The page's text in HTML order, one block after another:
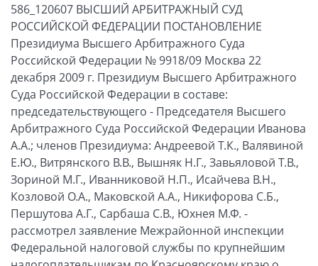
586_120607 ВЫСШИЙ АРБИТРАЖНЫЙ СУД
РОССИЙСКОЙ ФЕДЕРАЦИИ ПОСТАНОВЛЕНИЕ
Президиума Высшего Арбитражного Суда
Российской Федерации № 9918/09 Москва 22
декабря 2009 г. Президиум Высшего Арбитражного
Суда Российской Федерации в составе:
председательствующего - Председателя Высшего
Арбитражного Суда Российской Федерации Иванова
А.А.; членов Президиума: Андреевой Т.К., Валявиной
Е.Ю., Витрянского В.В., Вышняк Н.Г., Завьяловой Т.В.,
Зориной М.Г., Иванниковой Н.П., Исайчева В.Н.,
Козловой О.А., Маковской А.А., Никифорова С.Б.,
Першутова А.Г., Сарбаша С.В., Юхнея М.Ф. -
рассмотрел заявление Межрайонной инспекции
Федеральной налоговой службы по крупнейшим